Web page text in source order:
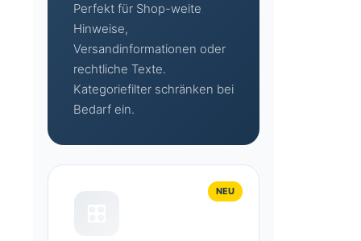
Perfekt für Shop-weite
Hinweise,
Versandinformationen oder
rechtliche Texte.
Kategoriefilter schränken bei
Bedarf ein.
NEU